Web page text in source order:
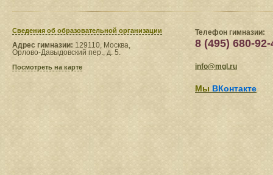
Сведения​ об образовательной организации
Адрес гимназии: 129110, Москва,
Орлово-Давыдовский пер., д. 5.
Посмотреть на карте
Телефон гимназии:
8 (495) 680-92-
info@mgl.ru
Мы ВКонтакте